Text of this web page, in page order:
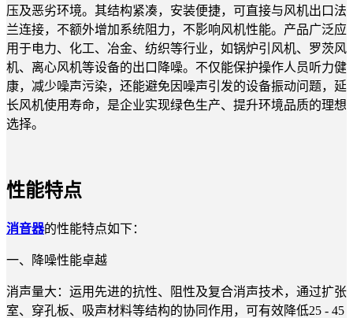
压及恶劣环境。其结构紧凑，安装便捷，可直接与风机出口法
兰连接，不额外增加系统阻力，不影响风机性能。 产品广泛应
用于电力、化工、冶金、纺织等行业，如锅炉引风机、罗茨风
机、离心风机等设备的出口降噪。不仅能保护操作人员听力健
康，减少噪声污染，还能避免因噪声引发的设备振动问题，延
长风机使用寿命，是企业实现绿色生产、提升环境品质的理想
选择。
性能特点
消音器的性能特点如下：
一、降噪性能卓越
消声量大：运用先进的抗性、阻性及复合消声技术，通过扩张
室、穿孔板、吸声材料等结构的协同作用，可有效降低25 - 45